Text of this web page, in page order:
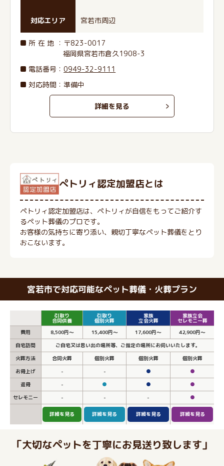
対応エリア 宮若市周辺
所在地 ：〒823-0017
福岡県宮若市倉久1908-3
電話番号 ：0949-32-9111
対応時間：準備中
詳細を見る
ぺトリィ認定加盟店とは
ペトリィ認定加盟店は、ペトリィが自信をもってご紹介す
るペット葬儀のプロです。
お客様の気持ちに寄り添い、親切丁寧なペット葬儀をとり
おこないます。
宮若市で対応可能なペット葬儀・火葬プラン
引取り
合同供養
引取り
個別火葬
家族
立会火葬
家族立会
セレモニー葬
費用
8,500円～ 15,400円～ 17,600円～
42,900円～
自宅訪問
ご自宅又は思い出の場所等、ご指定の場所にお伺いいたします。
火葬方法
合同火葬 個別火葬 個別火葬
個別火葬
お骨上げ
- - ●
●
返骨
- ● ●
●
セレモニー
- - - ●
詳細を見る 詳細を見る 詳細を見る 詳細を見る
「大切なペットを丁寧にお見送り致します」